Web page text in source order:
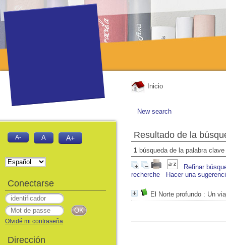
Inicio
New search
Resultado de la
1 búsqueda de la palabra clave
Refinar
recherche
Hacer una
El Norte profundo : Un
A- A A+
Conectarse
Olvidé mi contraseña
Dirección